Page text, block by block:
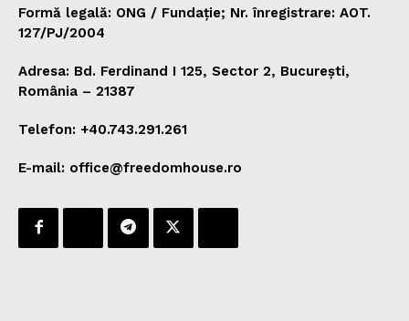
Formă legală: ONG / Fundație; Nr. înregistrare: AOT.
127/PJ/2004
Adresa: Bd. Ferdinand I 125, Sector 2, București,
România – 21387
Telefon: +40.743.291.261
E-mail: office@freedomhouse.ro